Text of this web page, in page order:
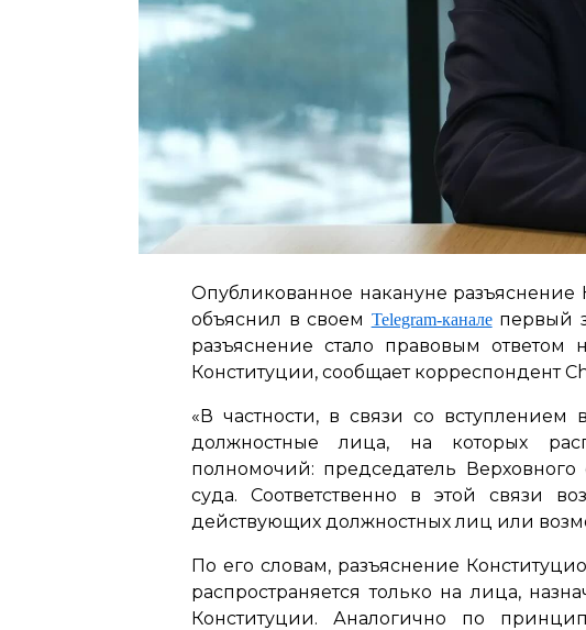
Опубликованное накануне разъяснение
объяснил в своем Telegram-каналепервый
разъяснение стало правовым
Конституции, сообщает корреспондент
«В частности, в связи со
должностные лица, на которых
полномочий: председатель
суда. Соответственно в этой связи
действующих должностных лиц или
По его словам, разъяснение
распространяется только на лица,
Конституции. Аналогично по